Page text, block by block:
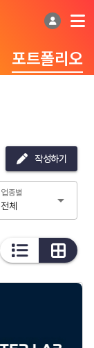
포트폴리오
작성하기
전체
업종별